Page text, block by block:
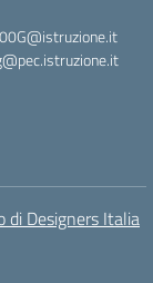
di Designers Italia